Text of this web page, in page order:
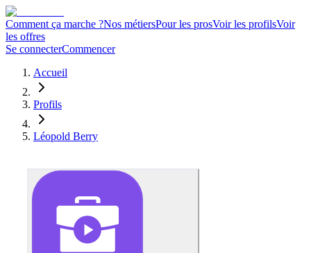
Comment ça marche ?Nos métiersPour les prosVoir les profilsVoir
les offres
Se connecterCommencer
Accueil
Profils
Léopold Berry